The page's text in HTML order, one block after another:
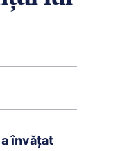
învăţat